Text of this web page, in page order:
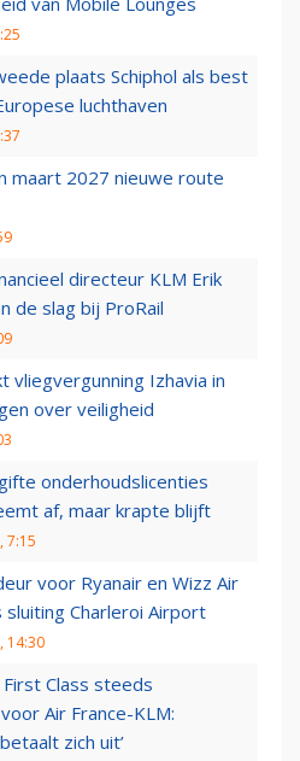
plaats Schiphol als best
luchthaven
maart 2027 nieuwe route
directeur KLM Erik
de slag bij ProRail
vliegvergunning Izhavia in
over veiligheid
onderhoudslicenties
af, maar krapte blijft
7:15
voor Ryanair en Wizz Air
Charleroi Airport
14:30
Class steeds
Air France-KLM:
zich uit’